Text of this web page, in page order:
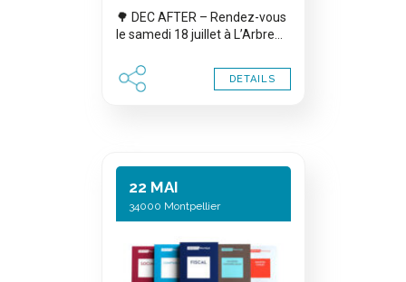
🌳 DEC AFTER – Rendez-vous
le samedi 18 juillet à L’Arbre…
DETAILS
22 MAI
34000 Montpellier